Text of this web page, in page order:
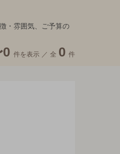
・雰囲気、ご予算の
0 件を表示 ／ 全 0 件